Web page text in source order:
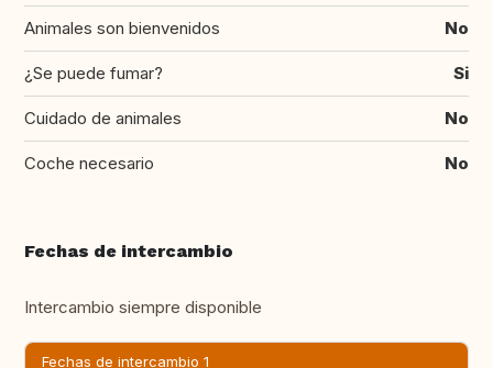
Animales son bienvenidos No
¿Se puede fumar? Si
Cuidado de animales No
Coche necesario No
Fechas de intercambio
Intercambio siempre disponible
Fechas de intercambio 1